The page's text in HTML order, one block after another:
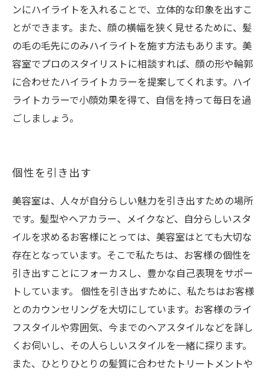
ンにハイライトを入れることで、立体的な印象を出すこ
とができます。また、顔の横幅を狭く見せるために、髪
の毛の毛先にのみハイライトを施す方法もあります。美
容室でプロのスタイリストに相談すれば、顔の形や輪郭
に合わせたハイライトカラーを提案してくれます。ハイ
ライトカラーで小顔効果を得て、自信を持って毎日を過
ごしましょう。
個性を引き出す
美容室は、人々が自分らしい魅力を引き出すための場所
です。髪型やヘアカラー、メイクなど、自分らしいスタ
イルを求めるお客様にとっては、美容室はとても大切な
存在となっています。そこで私たちは、お客様の個性を
引き出すことにフォーカスし、豊かな自己表現をサポー
トしています。 個性を引き出すために、私たちはお客様
とのカウンセリングを大切にしています。お客様のライ
フスタイルや雰囲気、今までのヘアスタイルなどを詳し
くお伺いし、その人らしいスタイルを一緒に探ります。
また、ひとりひとりの髪質に合わせたトリートメントや